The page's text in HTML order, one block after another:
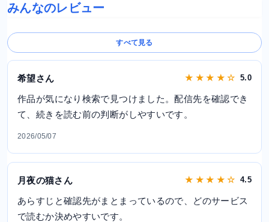
みんなのレビュー
すべて見る
希望さん ★ ★ ★ ★ ☆ 5.0
作品が気になり検索で見つけました。配信先を確認でき
て、続きを読む前の判断がしやすいです。
2026/05/07
月夜の猫さん ★ ★ ★ ★ ☆ 4.5
あらすじと確認先がまとまっているので、どのサービス
で読むか決めやすいです。